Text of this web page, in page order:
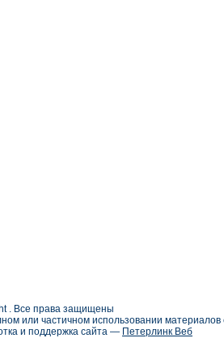
. Все права защищены
или частичном использовании
и поддержка сайта — Петерлинк Веб